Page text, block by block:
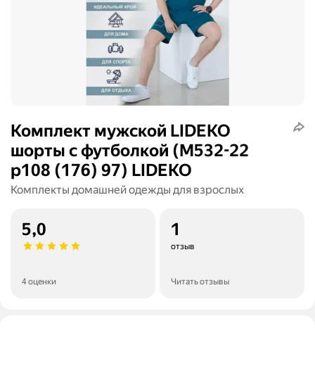
Комплект мужской LIDEKO
шорты с футболкой (М532-22
р108 (176) 97) LIDEKO
Комплекты домашней одежды для взрослых
5,0
4 оценки
1
отзыв
Читать отзывы